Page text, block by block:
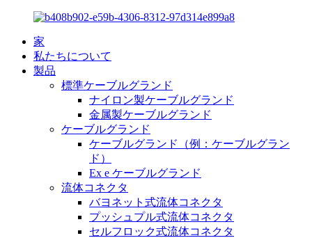
家
私たちについて
製品
標準ケーブルグランド
ナイロン製ケーブルグランド
金属製ケーブルグランド
ケーブルグランド
ケーブルグランド（例：ケーブルグラン
ド）
Ex e ケーブルグランド
流体コネクタ
バヨネット式流体コネクタ
プッシュプル式流体コネクタ
セルフロック式流体コネクタ